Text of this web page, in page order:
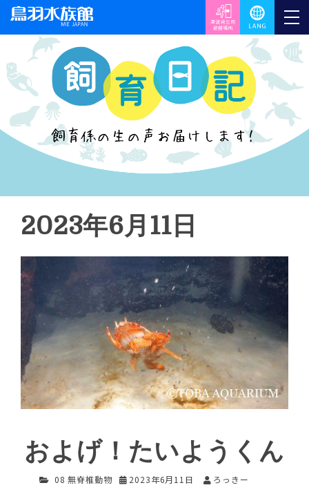
2023年6月11日
およげ！たいようくん
08 無脊椎動物 2023年6月11日 ろっきー